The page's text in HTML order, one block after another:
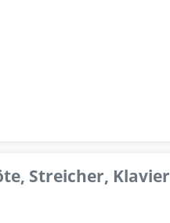
Streicher, Klavier